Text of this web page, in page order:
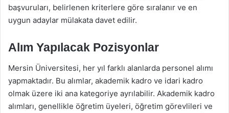
başvuruları, belirlenen kriterlere göre sıralanır ve en
uygun adaylar mülakata davet edilir.
Alım Yapılacak Pozisyonlar
Mersin Üniversitesi, her yıl farklı alanlarda personel alımı
yapmaktadır. Bu alımlar, akademik kadro ve idari kadro
olmak üzere iki ana kategoriye ayrılabilir. Akademik kadro
alımları, genellikle öğretim üyeleri, öğretim görevlileri ve